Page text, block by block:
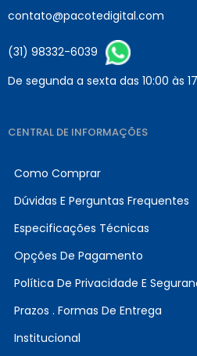
contato@pacotedigital.com
(31) 98332-6039
De segunda a sexta das 10:00 às
CENTRAL DE INFORMAÇÕES
Como Comprar
Dúvidas E Perguntas Frequentes
Especificações Técnicas
Opções De Pagamento
Política De Privacidade E
Prazos . Formas De Entrega
Institucional